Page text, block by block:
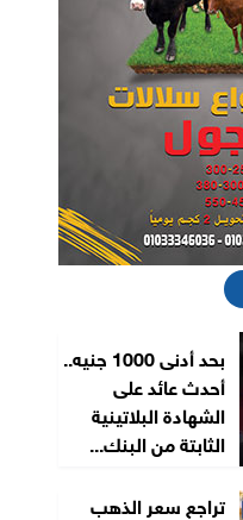
بحد أدنى 1000 جنيه..
أحدث عائد على
الشهادة البلاتينية
الثابتة من البنك...
تراجع سعر الذهب